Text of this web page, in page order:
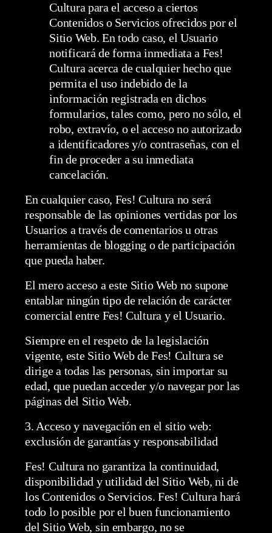
Cultura para el acceso a ciertos
Contenidos o Servicios ofrecidos por el
Sitio Web. En todo caso, el Usuario
notificará de forma inmediata a Fes!
Cultura acerca de cualquier hecho que
permita el uso indebido de la
información registrada en dichos
formularios, tales como, pero no sólo, el
robo, extravío, o el acceso no autorizado
a identificadores y/o contraseñas, con el
fin de proceder a su inmediata
cancelación.
En cualquier caso, Fes! Cultura no será
responsable de las opiniones vertidas por los
Usuarios a través de comentarios u otras
herramientas de blogging o de participación
que pueda haber.
El mero acceso a este Sitio Web no supone
entablar ningún tipo de relación de carácter
comercial entre Fes! Cultura y el Usuario.
Siempre en el respeto de la legislación
vigente, este Sitio Web de Fes! Cultura se
dirige a todas las personas, sin importar su
edad, que puedan acceder y/o navegar por las
páginas del Sitio Web.
3. Acceso y navegación en el sitio web:
exclusión de garantías y responsabilidad
Fes! Cultura no garantiza la continuidad,
disponibilidad y utilidad del Sitio Web, ni de
los Contenidos o Servicios. Fes! Cultura hará
todo lo posible por el buen funcionamiento
del Sitio Web, sin embargo, no se